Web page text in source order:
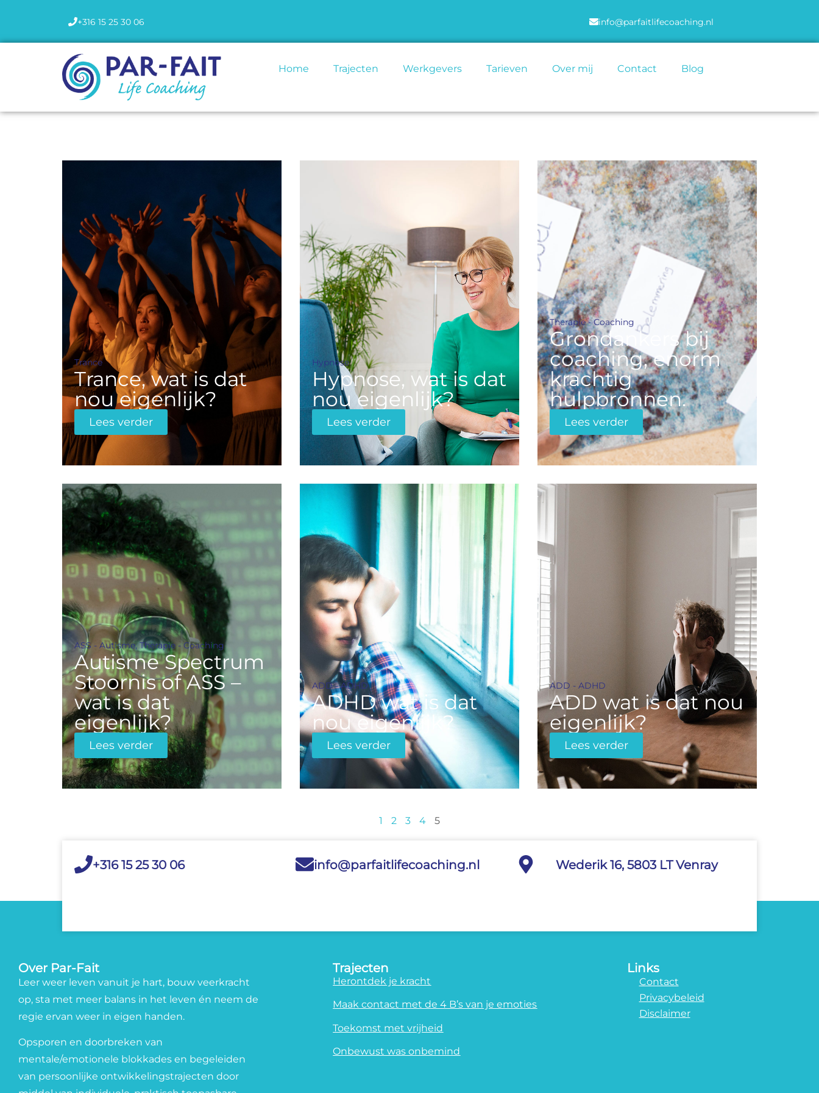
+316 15 25 30 06 info@parfaitlifecoaching.nl
Home Trajecten Werkgevers Tarieven Over mij Contact Blog
Trance
Trance, wat is dat
nou eigenlijk?
Lees verder
Hypnose
Hypnose, wat is dat
nou eigenlijk?
Lees verder
Therapie - Coaching
Grondankers bij
coaching, enorm
krachtig
hulpbronnen.
Lees verder
ASS - Autisme,Therapie - Coaching
Autisme Spectrum
Stoornis of ASS –
wat is dat
eigenlijk?
Lees verder
ADD - ADHD
ADHD wat is dat
nou eigenlijk?
Lees verder
ADD - ADHD
ADD wat is dat nou
eigenlijk?
Lees verder
1 2 3 4 5
+316 15 25 30 06 info@parfaitlifecoaching.nl Wederik 16, 5803 LT Venray
Over Par-Fait
Leer weer leven vanuit je hart, bouw veerkracht
op, sta met meer balans in het leven én neem de
regie ervan weer in eigen handen.
Opsporen en doorbreken van
mentale/emotionele blokkades en begeleiden
van persoonlijke ontwikkelingstrajecten door
Trajecten
Herontdek je kracht
Maak contact met de 4 B’s van je emoties
Toekomst met vrijheid
Onbewust was onbemind
Links
Contact
Privacybeleid
Disclaimer